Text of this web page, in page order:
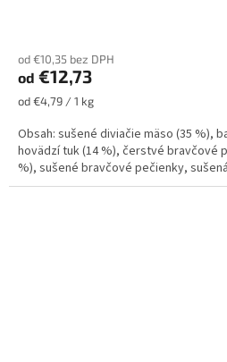
od €10,35 bez DPH
od €12,73
Jednotková
od €4,79 / 1 kg
Obsah: sušené diviačie mäso (35 %),
hovädzí tuk (14 %), čerstvé bravčové
%), sušené bravčové pečienky,